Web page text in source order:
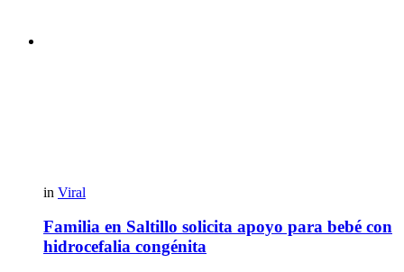
in Viral
Familia en Saltillo solicita apoyo para bebé con
hidrocefalia congénita